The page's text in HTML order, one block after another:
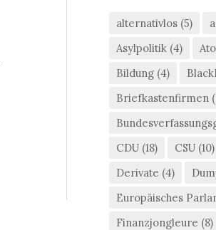
alternativlos (5)
Asylpolitik (4)
Bildung (4)
Briefkastenfirmen
CDU (18) CSU (10)
Derivate (4)
Europäisches
Finanzjongleure (8)